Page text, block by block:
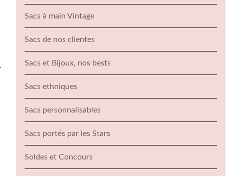
Sacs à main Vintage
Sacs de nos clientes
Sacs et Bijoux, nos bests
Sacs ethniques
Sacs personnalisables
Sacs portés par les Stars
Soldes et Concours